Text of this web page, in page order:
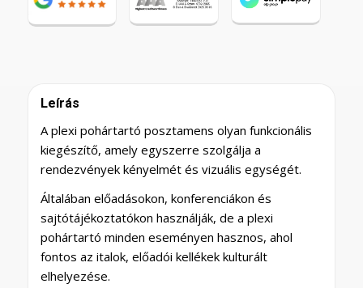
Leírás
A plexi pohártartó posztamens olyan funkcionális
kiegészítő, amely egyszerre szolgálja a
rendezvények kényelmét és vizuális egységét.
Általában előadásokon, konferenciákon és
sajtótájékoztatókon használják, de a plexi
pohártartó minden eseményen hasznos, ahol
fontos az italok, előadói kellékek kulturált
elhelyezése.